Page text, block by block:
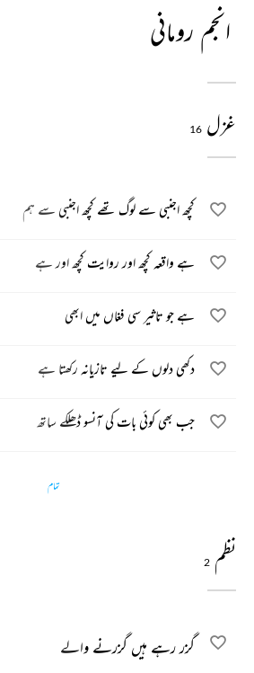
انجم رومانی
غزل 16
کچھ اجنبی سے لوگ تھے کچھ اجنبی سے ہم
ہے واقعہ کچھ اور روایت کچھ اور ہے
ہے جو تاثیر سی فغاں میں ابھی
دکھی دلوں کے لیے تازیانہ رکھتا ہے
جب بھی کوئی بات کی آنسو ڈھلکے ساتھ
تمام
نظم 2
گزر رہے ہیں گزرنے والے